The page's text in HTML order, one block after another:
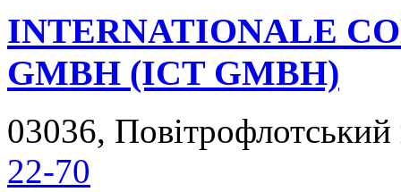
INTERNATIONALE
GMBH (ICT GMBH)
03036,
22-70